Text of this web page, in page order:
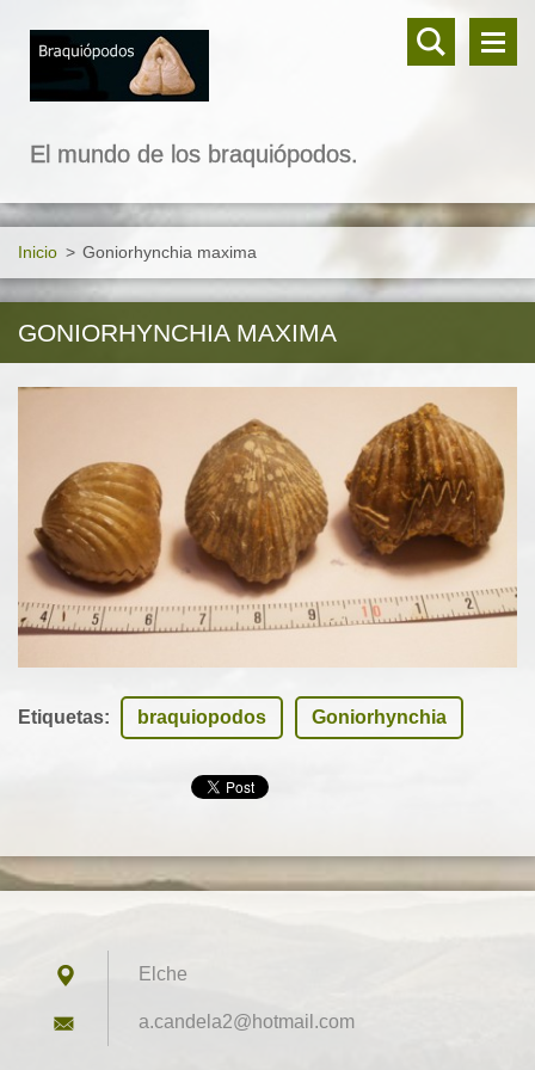
El mundo de los braquiópodos.
Inicio > Goniorhynchia maxima
GONIORHYNCHIA MAXIMA
Etiquetas: braquiopodos Goniorhynchia
Elche
a.candel a2@hotmail.com